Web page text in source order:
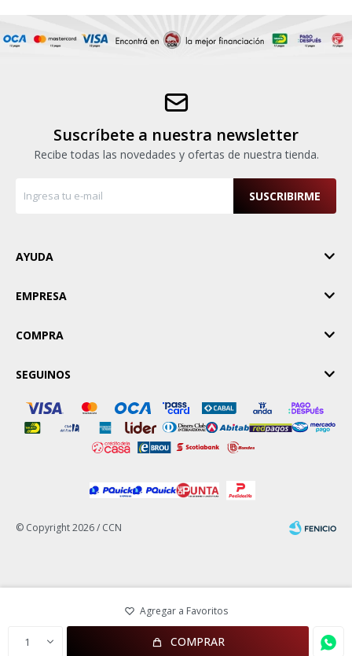
1 COMPRAR
Suscríbete a nuestra newsletter
Recibe todas las novedades y ofertas de nuestra tienda.
SUSCRIBIRME
AYUDA
EMPRESA
COMPRA
SEGUINOS
© Copyright 2026 / CCN
Fenicio